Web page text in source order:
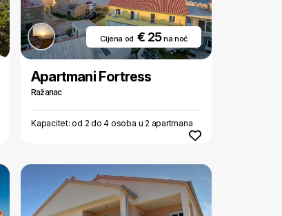
Cijena od € 25na noć
Apartmani Fortress
Ražanac
Kapacitet: od 2 do 4 osoba u 2 apartmana